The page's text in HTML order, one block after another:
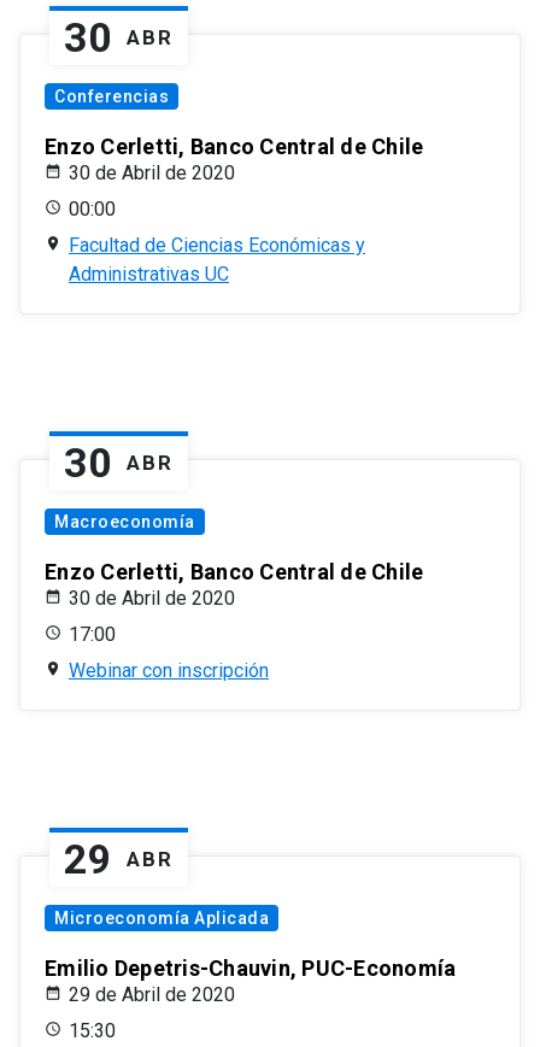
30 ABR
Conferencias
Enzo Cerletti, Banco Central de Chile
30 de Abril de 2020
00:00
Facultad de Ciencias Económicas y
Administrativas UC
30 ABR
Macroeconomía
Enzo Cerletti, Banco Central de Chile
30 de Abril de 2020
17:00
Webinar con inscripción
29 ABR
Microeconomía Aplicada
Emilio Depetris-Chauvin, PUC-Economía
29 de Abril de 2020
15:30